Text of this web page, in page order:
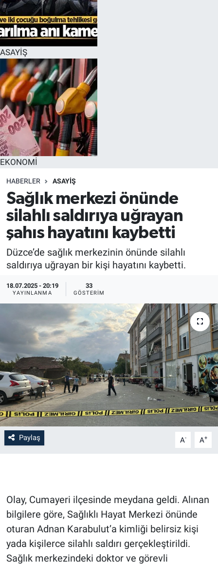
ASAYİŞ
EKONOMİ
HABERLER ASAYİŞ
Sağlık merkezi önünde
silahlı saldırıya uğrayan
şahıs hayatını kaybetti
Düzce’de sağlık merkezinin önünde silahlı
saldırıya uğrayan bir kişi hayatını kaybetti.
18.07.2025 - 20:19
YAYINLANMA
33
GÖSTERIM
Paylaş A- A+
Olay, Cumayeri ilçesinde meydana geldi. Alınan
bilgilere göre, Sağlıklı Hayat Merkezi önünde
oturan Adnan Karabulut’a kimliği belirsiz kişi
yada kişilerce silahlı saldırı gerçekleştirildi.
Sağlık merkezindeki doktor ve görevli
EĞİTİM
ÖZEL HABER
HALK54 PANORAMA